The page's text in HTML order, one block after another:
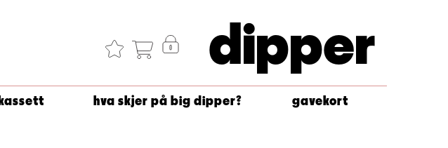
dipper
kassett hva skjer på big dipper? gavekort